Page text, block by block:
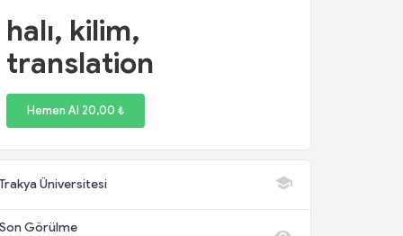
halı, kilim,
translation
Hemen Al 20,00 ₺
Trakya Üniversitesi
Son Görülme